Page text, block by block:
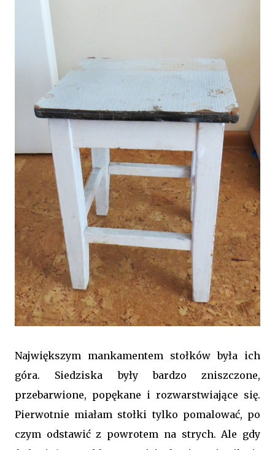
Największym mankamentem stołków była ich
góra. Siedziska były bardzo zniszczone,
przebarwione, popękane i rozwarstwiające się.
Pierwotnie miałam stołki tylko pomalować, po
czym odstawić z powrotem na strych. Ale gdy